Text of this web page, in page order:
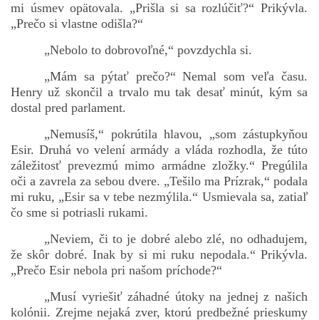
mi úsmev opätovala. „Prišla si sa rozlúčiť?“ Prikývla.
„Prečo si vlastne odišla?“
„Nebolo to dobrovoľné,“ povzdychla si.
„Mám sa pýtať prečo?“ Nemal som veľa času.
Henry už skončil a trvalo mu tak desať minút, kým sa
dostal pred parlament.
„Nemusíš,“ pokrútila hlavou, „som zástupkyňou
Esir. Druhá vo velení armády a vláda rozhodla, že túto
záležitosť prevezmú mimo armádne zložky.“ Pregúlila
oči a zavrela za sebou dvere. „Tešilo ma Prízrak,“ podala
mi ruku, „Esir sa v tebe nezmýlila.“ Usmievala sa, zatiaľ
čo sme si potriasli rukami.
„Neviem, či to je dobré alebo zlé, no odhadujem,
že skôr dobré. Inak by si mi ruku nepodala.“ Prikývla.
„Prečo Esir nebola pri našom príchode?“
„Musí vyriešiť záhadné útoky na jednej z našich
kolónii. Zrejme nejaká zver, ktorú predbežné prieskumy